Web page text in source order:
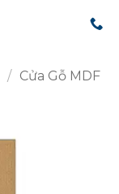
/ Cửa Gỗ MDF